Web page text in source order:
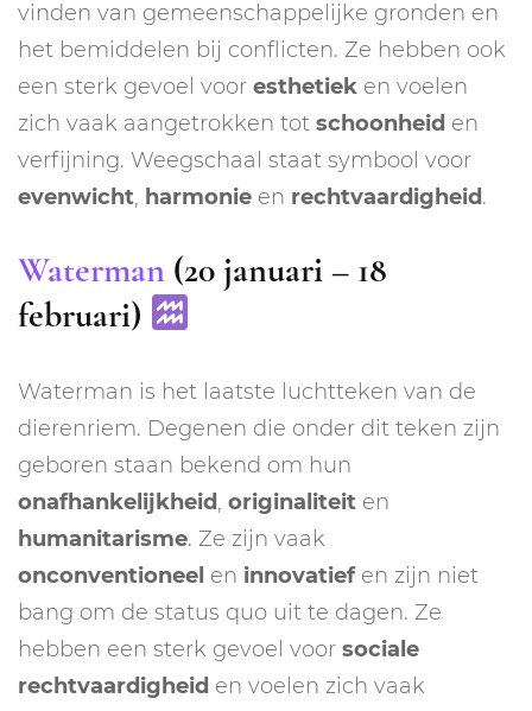
vinden van gemeenschappelijke gronden en
het bemiddelen bij conflicten. Ze hebben ook
een sterk gevoel voor esthetiek en voelen
zich vaak aangetrokken tot schoonheid en
verfijning. Weegschaal staat symbool voor
evenwicht, harmonie en rechtvaardigheid.
Waterman (20 januari – 18
februari)
Waterman is het laatste luchtteken van de
dierenriem. Degenen die onder dit teken zijn
geboren staan bekend om hun
onafhankelijkheid, originaliteit en
humanitarisme. Ze zijn vaak
onconventioneel en innovatiefen zijn niet
bang om de status quo uit te dagen. Ze
hebben een sterk gevoel voor sociale
rechtvaardigheid en voelen zich vaak